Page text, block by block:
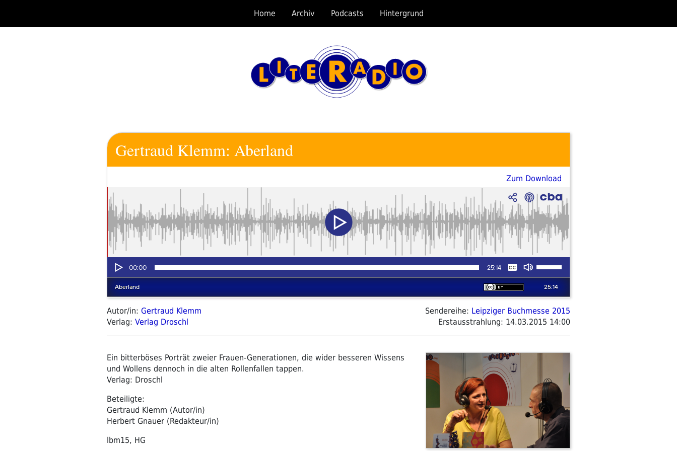
springen
Home Archiv Podcasts Hintergrund
Gertraud Klemm: Aberland
Zum Download
Autor/in: Gertraud Klemm
Verlag: Verlag Droschl
Sendereihe: Leipziger Buchmesse 2015
Erstausstrahlung: 14.03.2015 14:00
Ein bitterböses Porträt zweier Frauen-Generationen, die wider besseren Wissens
und Wollens dennoch in die alten Rollenfallen tappen.
Verlag: Droschl
Beteiligte:
Gertraud Klemm (Autor/in)
Herbert Gnauer (Redakteur/in)
lbm15, HG